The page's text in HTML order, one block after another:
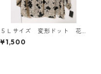
５Ｌサイズ 変形ドット 花
柄 ボウタイブラウス オフ
ホワイト KAE-4764
¥1,500